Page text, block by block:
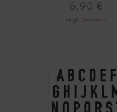
6,90 €
zzgl. Versand